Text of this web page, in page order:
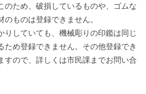
のため、破損しているものや、ゴムな
のものは登録できません。
りしていても、機械彫りの印鑑は同じ
ため登録できません。その他登録でき
すので、詳しくは市民課までお問い合